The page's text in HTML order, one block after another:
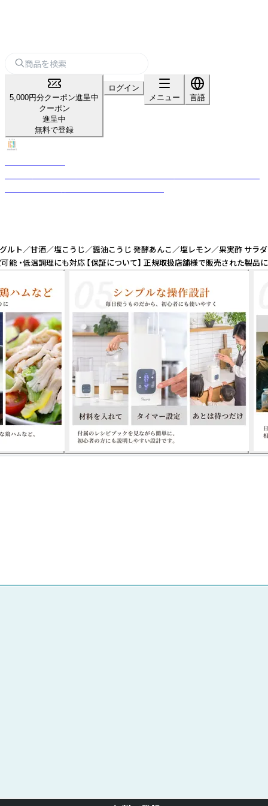
5,000円分クーポン進呈中
クーポン
進呈中
無料で登録
ログイン
メニュー
言語
／甘酒／塩こうじ／醤油こうじ 発酵あんこ／塩レモン／果実酢
・低温調理にも対応 【保証について】 正規取扱店舗様で販売された